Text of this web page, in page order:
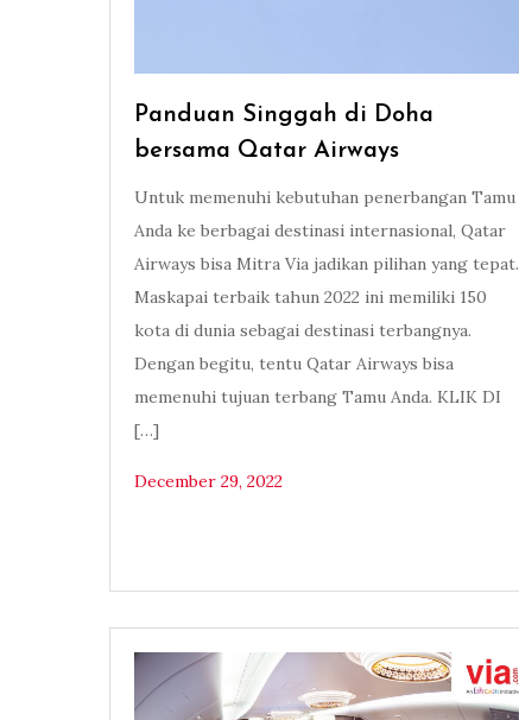
Panduan Singgah di Doha
bersama Qatar Airways
Untuk memenuhi kebutuhan penerbangan Tamu
Anda ke berbagai destinasi internasional, Qatar
Airways bisa Mitra Via jadikan pilihan yang tepat.
Maskapai terbaik tahun 2022 ini memiliki 150
kota di dunia sebagai destinasi terbangnya.
Dengan begitu, tentu Qatar Airways bisa
memenuhi tujuan terbang Tamu Anda. KLIK DI
[…]
December 29, 2022